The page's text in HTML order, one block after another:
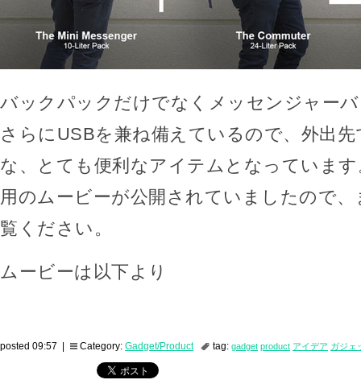
バックパックだけでなくメッセンジャー
さらにUSBを兼ね備えているので、外出
な、とても便利なアイテムとなっていま
用のムービーが公開されていましたので
覧ください。
ムービーは以下より
posted 09:57 | Category: Gadget/Product tag: gadget product アイデア ガジェ